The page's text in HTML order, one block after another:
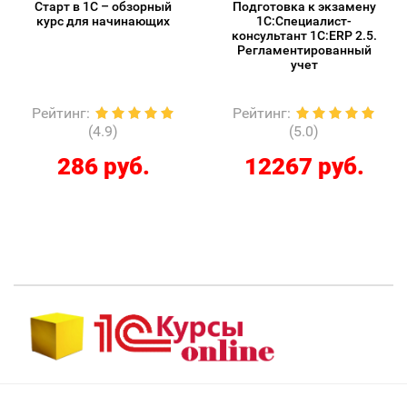
Старт в 1С – обзорный
курс для начинающих
Рейтинг:
(4.9)
286 руб.
Подготовка к экзамену
1С:Специалист-
консультант 1С:ERP 2.5.
Регламентированный
учет
Рейтинг:
(5.0)
12267 руб.